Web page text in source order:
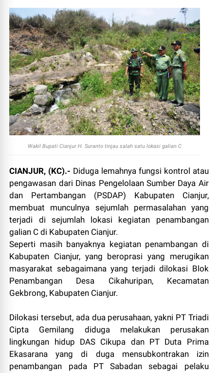
Wakil Bupati Cianjur H. Suranto tinjau salah satu lokasi galian C
CIANJUR, (KC).- Diduga lemahnya fungsi kontrol atau
pengawasan dari Dinas Pengelolaan Sumber Daya Air
dan Pertambangan (PSDAP) Kabupaten Cianjur,
membuat munculnya sejumlah permasalahan yang
terjadi di sejumlah lokasi kegiatan penambangan
galian C di Kabupaten Cianjur.
Seperti masih banyaknya kegiatan penambangan di
Kabupaten Cianjur, yang beroprasi yang merugikan
masyarakat sebagaimana yang terjadi dilokasi Blok
Penambangan Desa Cikahuripan, Kecamatan
Gekbrong, Kabupaten Cianjur.
Dilokasi tersebut, ada dua perusahaan, yakni PT Triadi
Cipta Gemilang diduga melakukan perusakan
lingkungan hidup DAS Cikupa dan PT Duta Prima
Ekasarana yang di duga mensubkontrakan izin
penambangan pada PT Sabadan sebagai pelaku